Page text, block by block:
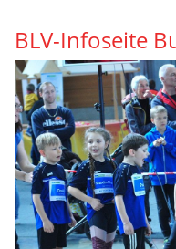
BLV-Infoseite